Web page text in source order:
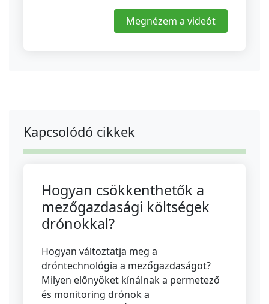
Megnézem a videót
Kapcsolódó cikkek
Hogyan csökkenthetők a
mezőgazdasági költségek
drónokkal?
Hogyan változtatja meg a
dróntechnológia a mezőgazdaságot?
Milyen előnyöket kínálnak a permetező
és monitoring drónok a